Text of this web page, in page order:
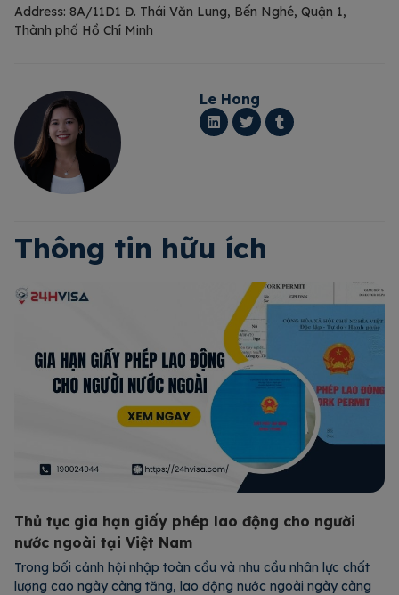
Address: 8A/11D1 Đ. Thái Văn Lung, Bến Nghé, Quận 1,
Thành phố Hồ Chí Minh
Le Hong
Thông tin hữu ích
Thủ tục gia hạn giấy phép lao động cho người
nước ngoài tại Việt Nam
Trong bối cảnh hội nhập toàn cầu và nhu cầu nhân lực chất
lượng cao ngày càng tăng, lao động nước ngoài ngày càng